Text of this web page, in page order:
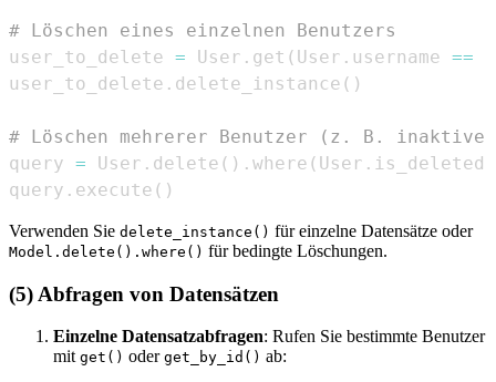
# Löschen eines einzelnen Benutzers
user_to_delete = User . get ( User . username ==
user_to_delete . delete_instance ( )
# Löschen mehrerer Benutzer (z. B. inaktive
query = User . delete ( ) . where ( User . is_deleted
query . execute ( )
Verwenden Sie delete_instance() für einzelne Datensätze oder
Model.delete().where() für bedingte Löschungen.
(5) Abfragen von Datensätzen
Einzelne Datensatzabfragen: Rufen Sie bestimmte Benutzer
mit get() oder get_by_id() ab: